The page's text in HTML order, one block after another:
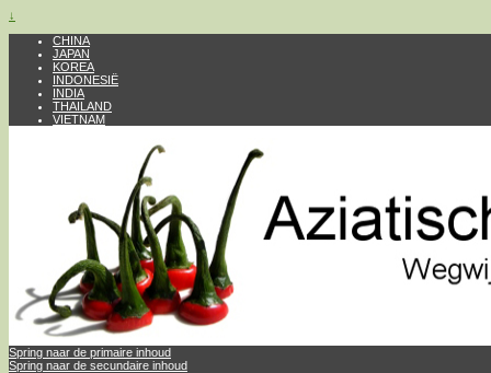
↓
CHINA
JAPAN
KOREA
INDONESIË
INDIA
THAILAND
VIETNAM
Spring naar de primaire inhoud
Spring naar de secundaire inhoud